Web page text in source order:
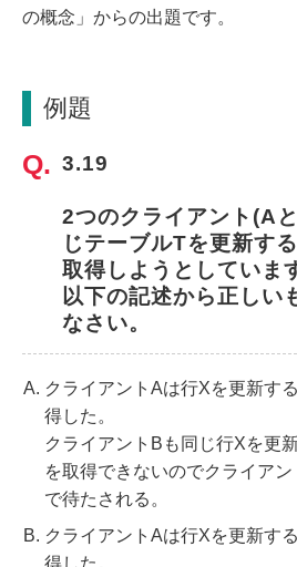
の概念」からの出題です。
例題
3.19
2つのクライアント(A
じテーブルTを更新す
取得しようとしていま
以下の記述から正しい
なさい。
クライアントAは行Xを更新す
得した。
クライアントBも同じ行Xを更
を取得できないのでクライア
で待たされる。
クライアントAは行Xを更新す
得した。